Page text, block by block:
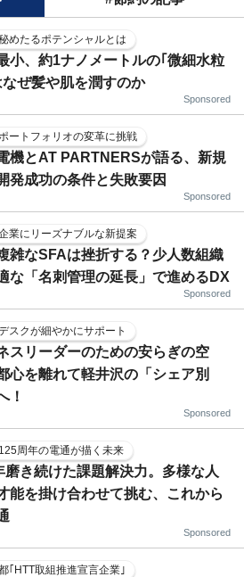
めたるポテンシャルとは
小、約1ナノメートルの｢微細水粒
なぜ髪や肌を潤すのか
Sponsored
ートフォリオの変革に挑戦
機とAT PARTNERSが語る、新規
発成功の条件と失敗要因
Sponsored
業にリーズナブルな新提案
雑なSFAは挫折する？少人数組織
な「名刺管理の延長」で進めるDX
Sponsored
スクが細やかにサポート
スリーダーのための安らぎの空
心を離れて軽井沢の「シェア別
！
Sponsored
周年の電通が描く未来
磨き続けた課題解決力。多様な人
能を掛け合わせて挑む、これから
Sponsored
｢HTT取組推進宣言企業｣